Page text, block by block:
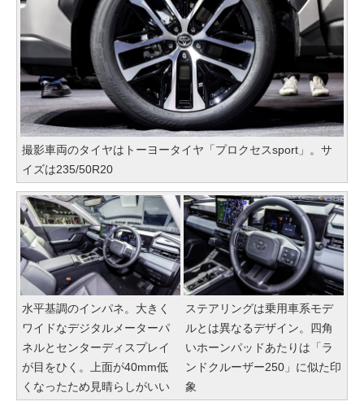
撮影車両のタイヤはトーヨータイヤ「プロクセスsport」。サ
イズは235/50R20
水平基調のインパネ。大きく
ワイドなデジタルメーターパ
ネルとセンターディスプレイ
が目をひく。上面が40mm低
くなったため見晴らしがいい
ステアリングは乗用車系モデ
ルとは異なるデザイン。四角
いホーンパッドあたりは「ラ
ンドクルーザー250」に似た印
象